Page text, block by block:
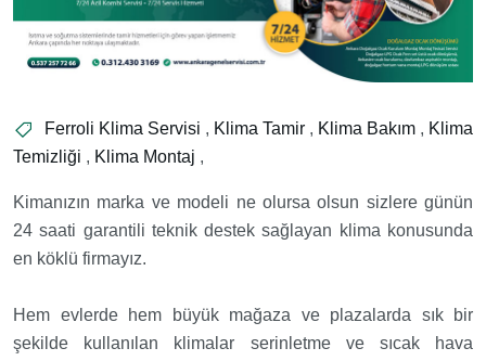
Ferroli Klima Servisi , Klima Tamir , Klima Bakım , Klima
Temizliği , Klima Montaj ,
Kimanızın marka ve modeli ne olursa olsun sizlere günün
24 saati garantili teknik destek sağlayan klima konusunda
en köklü firmayız.
Hem evlerde hem büyük mağaza ve plazalarda sık bir
şekilde kullanılan klimalar serinletme ve sıcak hava